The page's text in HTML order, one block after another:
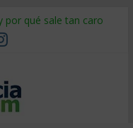
por qué sale tan caro
del terremoto
el cambio sin fracasar
qué cambia en el oficio
que todos piensen igual